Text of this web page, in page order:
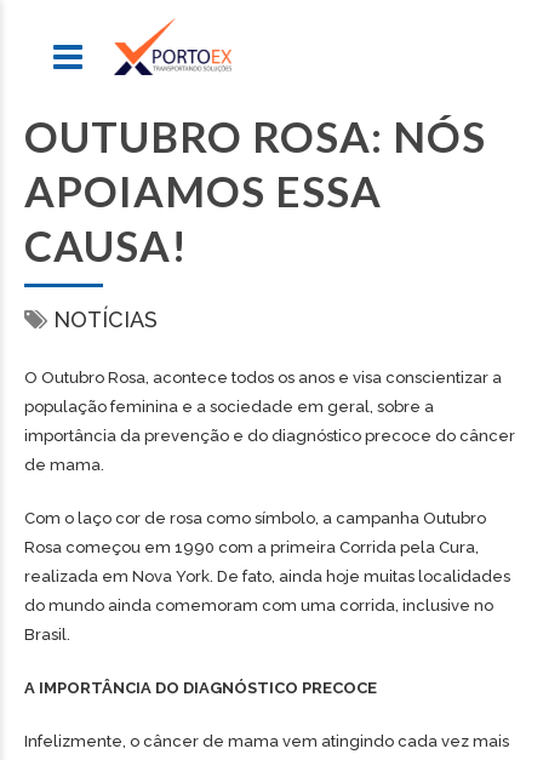
OUTUBRO ROSA: NÓS
APOIAMOS ESSA
CAUSA!
NOTÍCIAS
O Outubro Rosa, acontece todos os anos e visa conscientizar a
população feminina e a sociedade em geral, sobre a
importância da prevenção e do diagnóstico precoce do câncer
de mama.
Com o laço cor de rosa como símbolo, a campanha Outubro
Rosa começou em 1990 com a primeira Corrida pela Cura,
realizada em Nova York. De fato, ainda hoje muitas localidades
do mundo ainda comemoram com uma corrida, inclusive no
Brasil.
A IMPORTÂNCIA DO DIAGNÓSTICO PRECOCE
Infelizmente, o câncer de mama vem atingindo cada vez mais